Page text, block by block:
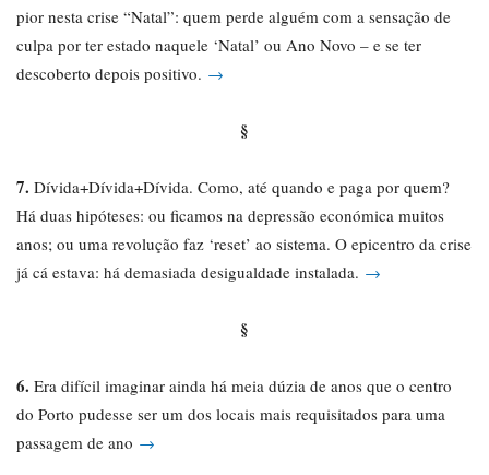
pior nesta crise “Natal”: quem perde alguém com a sensação de
culpa por ter estado naquele ‘Natal’ ou Ano Novo – e se ter
descoberto depois positivo. →
§
7. Dívida+Dívida+Dívida. Como, até quando e paga por quem?
Há duas hipóteses: ou ficamos na depressão económica muitos
anos; ou uma revolução faz ‘reset’ ao sistema. O epicentro da crise
já cá estava: há demasiada desigualdade instalada. →
§
6. Era difícil imaginar ainda há meia dúzia de anos que o centro
do Porto pudesse ser um dos locais mais requisitados para uma
passagem de ano →